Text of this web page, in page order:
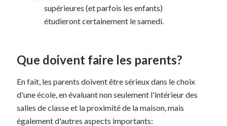
supérieures (et parfois les enfants)
étudieront certainement le samedi.
Que doivent faire les parents?
En fait, les parents doivent être sérieux dans le choix
d'une école, en évaluant non seulement l'intérieur des
salles de classe et la proximité de la maison, mais
également d'autres aspects importants: